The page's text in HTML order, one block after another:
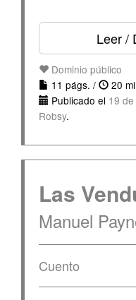
Leer /
Dominio público
11 págs. /
20
Publicado el 19
Robsy.
Las
Manuel
Cuento